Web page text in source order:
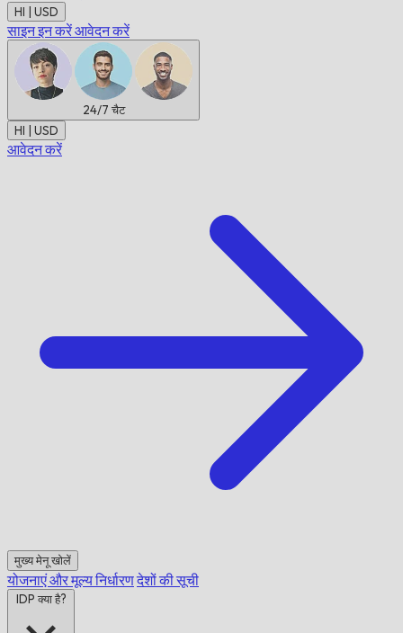
HI | USD
साइन इन करेंआवेदन करें
24/7 चैट
HI | USD
आवेदन करें
मुख्य मेनू खोलें
योजनाएं और मूल्य निर्धारणदेशों की सूची
IDP क्या है?